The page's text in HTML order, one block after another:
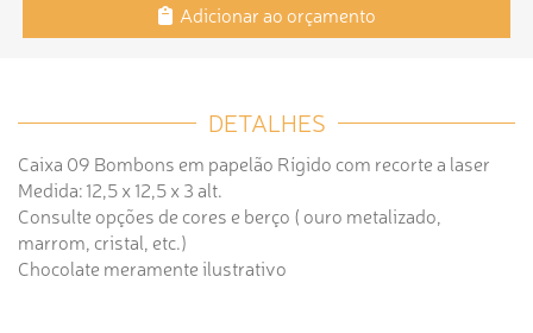
Adicionar ao orçamento
DETALHES
Caixa 09 Bombons em papelão Rígido com recorte a laser
Medida: 12,5 x 12,5 x 3 alt.
Consulte opções de cores e berço ( ouro metalizado,
marrom, cristal, etc.)
Chocolate meramente ilustrativo